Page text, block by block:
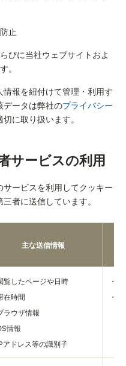
止
びに当社ウェブサイトおよ
。
報を紐付けて管理・利用す
データは弊社のプライバシー
に取り扱います。
サービスの利用
ービスを利用してクッキー
者に送信しています。
主な送信情報
覧したページや日時
在時間
ラウザ情報
情報
アドレス等の識別子
・
・